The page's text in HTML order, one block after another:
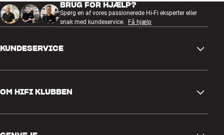
BRUG FOR HJÆLP?
Spørg en af vores passionerede Hi-Fi eksperter eller
snak med kundeservice.
Få hjælp
KUNDESERVICE
Retur og reklamation
OM HIFI KLUBBEN